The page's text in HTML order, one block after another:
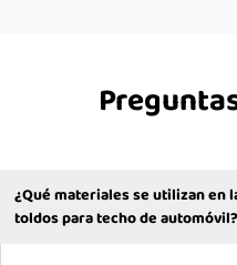
¿Qué materiales se utilizan en
toldos para techo de automóvil?